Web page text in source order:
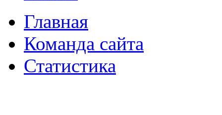
Главная
Команда сайта
Статистика